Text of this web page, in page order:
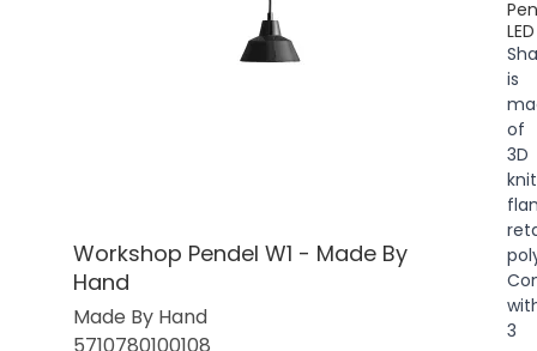
Workshop Pendel W1 - Made By
Hand
Made By Hand
5710780100108
LED
is
of
3D
3